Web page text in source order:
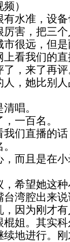
）
水准，设备
害，把三个
很远，但
上看我们的
，来了再评
人，她比别
唱。
一百名。
们直播的话
而且是在小
希望她这种
湾腔出来
因为刚才有
棍姐。其实
地进行。